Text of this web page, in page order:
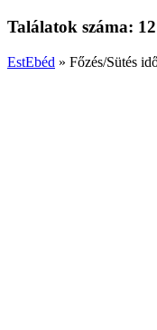
Találatok száma: 12
EstEbéd » Főzés/Sütés